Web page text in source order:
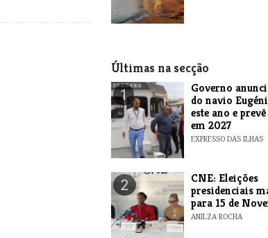
Últimas na secção
1
Governo
do navio
este ano e
em 2027
EXPRESSO DAS ILHAS
2
CNE: Eleições
presidenciais
para 15 de
ANILZA ROCHA